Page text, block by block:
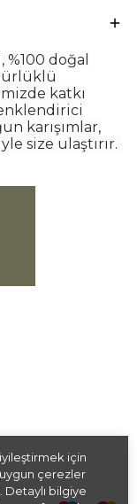
için
çerezler
Detaylı bilgiye
doğal
katkı
karışımlar,
size ulaştırır.